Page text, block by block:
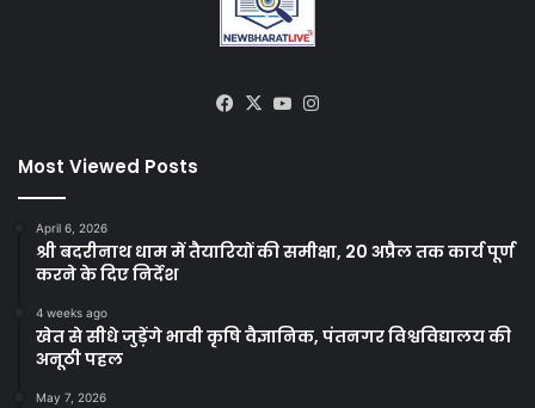
Facebook
X YouTube
Most Viewed Posts
April 6, 2026
श्री बदरीनाथ धाम में तैयारियों की समीक्षा, 20 अप्रैल तक कार्य पूर्ण
करने के दिए निर्देश
4 weeks ago
खेत से सीधे जुड़ेंगे भावी कृषि वैज्ञानिक, पंतनगर विश्वविद्यालय की
अनूठी पहल
May 7, 2026